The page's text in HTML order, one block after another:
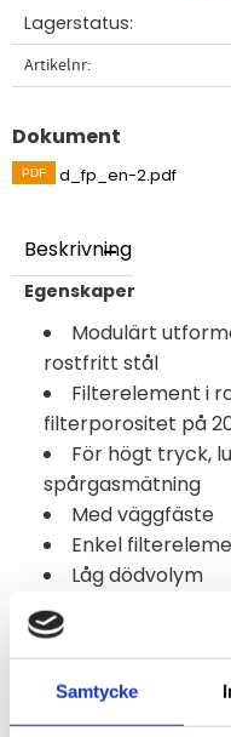
Samtycke
Lagerstatus
Artikelnr
Dokument
d_fp_en-2.pdf
Beskrivning
Egenskaper
Modulärt
rostfritt stål
Filterelement i
filterporositet på
För högt tryck,
spårgasmätning
Med väggfäste
Enkel
Låg dödvolym
Provgas och
°C [+356 °F]
Material i
Viton